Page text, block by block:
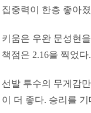
집중력이 한층 좋아
키움은 우완 문성현
책점은 2.16을 찍었
선발 투수의 무게감
이 더 좋다. 승리를